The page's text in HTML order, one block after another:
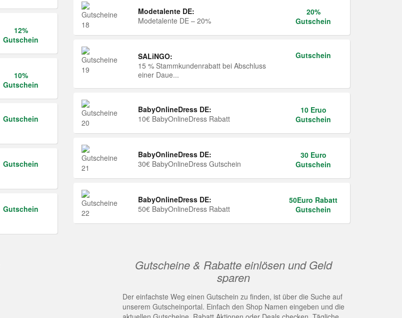
12%
Gutschein
10%
Gutschein
Gutschein
Gutschein
Gutschein
Modetalente DE:
Modetalente DE – 20%
20%
Gutschein
SALiNGO:
15 % Stammkundenrabatt bei Abschluss
einer Daue...
Gutschein
BabyOnlineDress DE:
10€ BabyOnlineDress Rabatt
10 Eruo
Gutschein
BabyOnlineDress DE:
30€ BabyOnlineDress Gutschein
30 Euro
Gutschein
BabyOnlineDress DE:
50€ BabyOnlineDress Rabatt
50Euro Rabatt
Gutschein
Gutscheine & Rabatte einlösen und Geld
sparen
Der einfachste Weg einen Gutschein zu finden, ist über die Suche auf
unserem Gutscheinportal. Einfach den Shop Namen eingeben und die